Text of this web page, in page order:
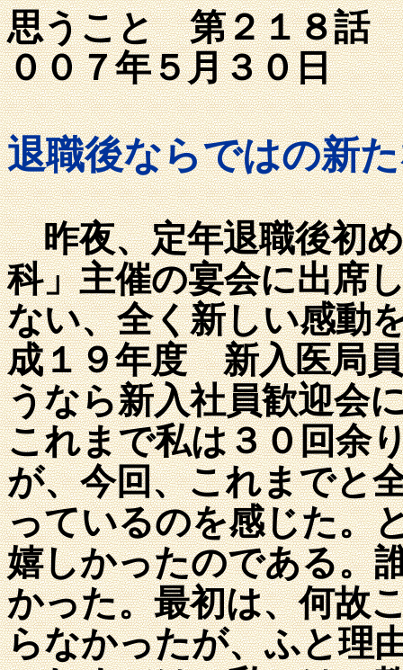
思うこと
００７年５
退職後ならではの新
昨夜、定年退職後初め
科」主催の宴会に出席
ない、全く新しい感動
成１９年度 新入医局
うなら新入社員歓迎会
これまで私は３０回余
が、今回、これまでと
っているのを感じた。
嬉しかったのである。
かった。最初は、何故
らなかったが、ふと理